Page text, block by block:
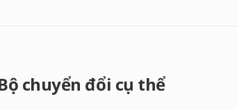
chuyển đổi cụ thể